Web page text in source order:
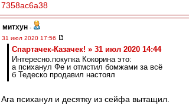
7358ac6a38
митхун -
31 июл 2020 17:56
Спартачек-Казачек! » 31 июл 2020 14:44
Интересно.покупка Кокорина это:
а психанул Фе и отмстил бомжами за всё
б Тедеско продавил настоял
Ага психанул и десятку из сейфа вытащил.